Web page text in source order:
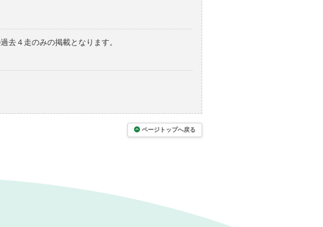
去４走のみの掲載となります。
ページトップへ戻る